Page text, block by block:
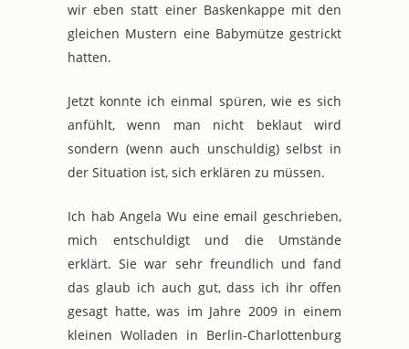
wir eben statt einer Baskenkappe mit den
gleichen Mustern eine Babymütze gestrickt
hatten.
Jetzt konnte ich einmal spüren, wie es sich
anfühlt, wenn man nicht beklaut wird
sondern (wenn auch unschuldig) selbst in
der Situation ist, sich erklären zu müssen.
Ich hab Angela Wu eine email geschrieben,
mich entschuldigt und die Umstände
erklärt. Sie war sehr freundlich und fand
das glaub ich auch gut, dass ich ihr offen
gesagt hatte, was im Jahre 2009 in einem
kleinen Wolladen in Berlin-Charlottenburg